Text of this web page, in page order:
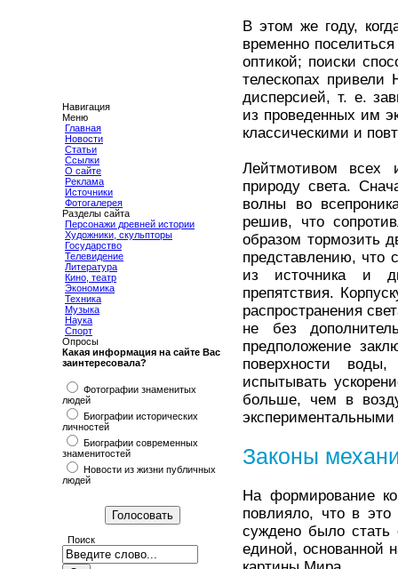
Навигация
Меню
Главная
Новости
Статьи
Ссылки
О сайте
Реклама
Источники
Фотогалерея
Разделы сайта
Персонажи древней истории
Художники, скульпторы
Государство
Телевидение
Литература
Кино, театр
Экономика
Техника
Музыка
Наука
Спорт
Опросы
Какая информация на сайте Вас
заинтересовала?
Фотографии знаменитых
людей
Биографии исторических
личностей
Биографии современных
знаменитостей
Новости из жизни публичных
людей
Поиск
В этом же году,
временно
оптикой; поиски
телескопах привели
дисперсией, т. е.
из проведенных им
классическими и
Лейтмотивом всех
природу света.
волны во
решив, что
образом тормозить
представлению, что
из источника и
препятствия.
распространения
не без
предположение
поверхности
испытывать
больше, чем в
Законы
На формирование
повлияло, что в
суждено было стать
единой, основанной